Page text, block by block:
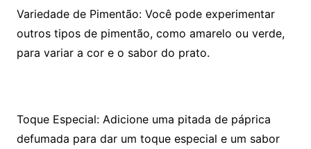
Variedade de Pimentão: Você pode experimentar
outros tipos de pimentão, como amarelo ou verde,
para variar a cor e o sabor do prato.
Toque Especial: Adicione uma pitada de páprica
defumada para dar um toque especial e um sabor